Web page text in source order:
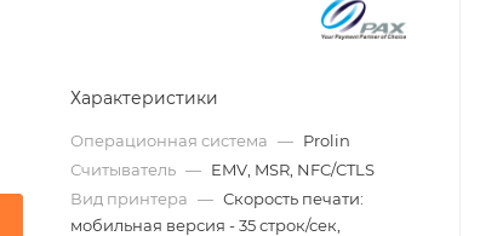
Характеристики
Операционная система — Prolin
Считыватель — EMV, MSR, NFC/CTLS
Вид принтера — Скорость печати:
мобильная версия - 35 строк/сек,